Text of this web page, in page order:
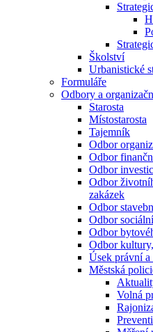
Školství
Urbanistické
Formuláře
Odbory a
Starosta
Místostarosta
Tajemník
Odbor
Odbor
Odbor
Odbor
zakázek
Odbor
Odbor
Odbor
Odbor
Úsek právní
Městská
Volná